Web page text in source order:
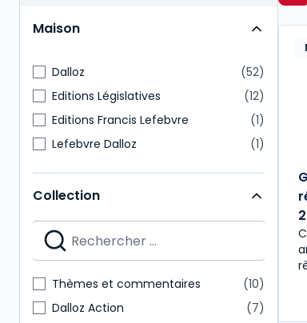
Maison
Dalloz
52
Editions Législatives
12
Editions Francis Lefebvre
1
Lefebvre Dalloz
1
Collection
Thèmes et commentaires
10
Dalloz Action
7